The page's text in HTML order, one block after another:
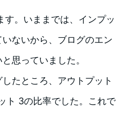
す。いままでは、インプッ
いないから、ブログのエン
思っていました。
たところ、アウトプット
ト 3の比率でした。これで